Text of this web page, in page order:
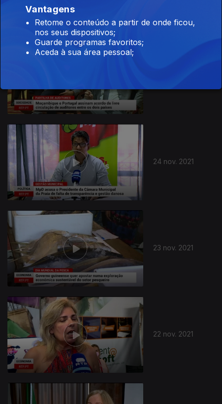
24 nov. 2021
23 nov. 2021
22 nov. 2021
Vantagens
Retome o conteúdo a partir de onde ficou,
nos seus dispositivos;
Guarde programas favoritos;
Aceda à sua área pessoal;